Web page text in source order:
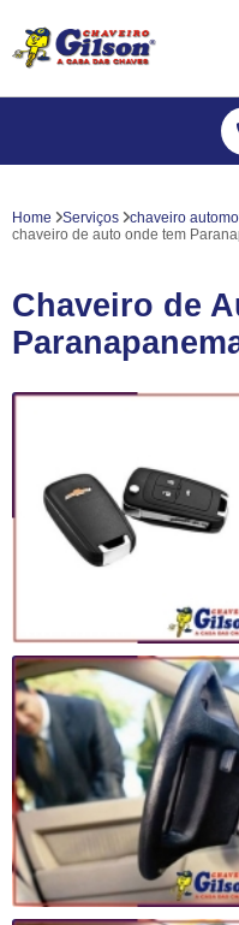
Home Serviços chaveiro
chaveiro de auto onde tem
Chaveiro de